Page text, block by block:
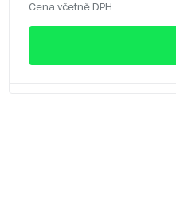
Cena včetně DPH